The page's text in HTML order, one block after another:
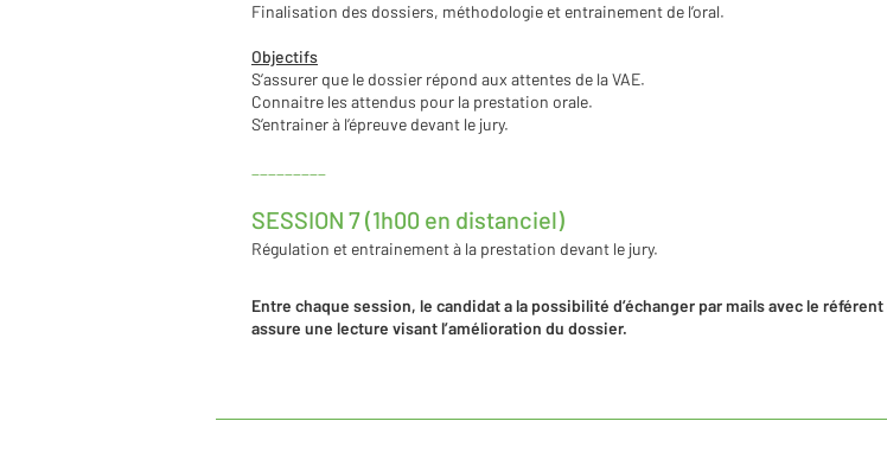
Finalisation des dossiers, méthodologie et entrainement de l’oral.
Objectifs
S’assurer que le dossier répond aux attentes de la VAE.
Connaitre les attendus pour la prestation orale.
S’entrainer à l’épreuve devant le jury.
SESSION 7 (1h00 en distanciel)
Régulation et entrainement à la prestation devant le jury.
Entre chaque session, le candidat a la possibilité d’échanger par mails avec le référent
assure une lecture visant l’amélioration du dossier.